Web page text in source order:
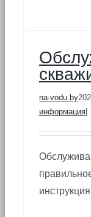
na-vodu.by
информация